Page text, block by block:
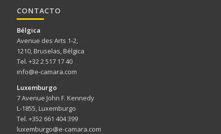
CONTACTO
Bélgica
Avenue des Arts 1-2,
1210, Bruselas, Bélgica
Tel. +32 2 517 17 40
info@e-camara.com
Luxemburgo
7 Avenue John F. Kennedy
L-1855, Luxemburgo
Tel. +352 661 404 399
luxemburgo@e-camara.com